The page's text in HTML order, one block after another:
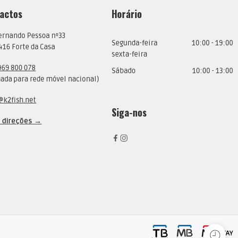
Pessoa nº33
Forte da Casa
800 078
para rede móvel nacional)
direções →
Horário
Segunda-feira
sexta-feira
10:00 - 19:00
Sábado 10:00 - 13:00
Siga-nos